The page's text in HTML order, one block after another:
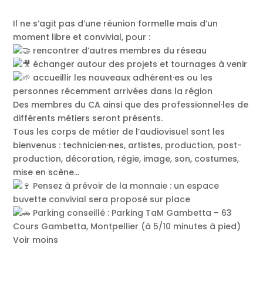
Il ne s’agit pas d’une réunion formelle mais d’un
moment libre et convivial, pour :
rencontrer d’autres membres du réseau
échanger autour des projets et tournages à venir
accueillir les nouveaux adhérent·es ou les
personnes récemment arrivées dans la région
Des membres du CA ainsi que des professionnel·les de
différents métiers seront présents.
Tous les corps de métier de l’audiovisuel sont les
bienvenus : technicien·nes, artistes, production, post-
production, décoration, régie, image, son, costumes,
mise en scène…
Pensez à prévoir de la monnaie : un espace
buvette convivial sera proposé sur place
Parking conseillé : Parking TaM Gambetta – 63
Cours Gambetta, Montpellier (à 5/10 minutes à pied)
Voir moins